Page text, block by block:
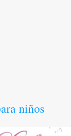
niños